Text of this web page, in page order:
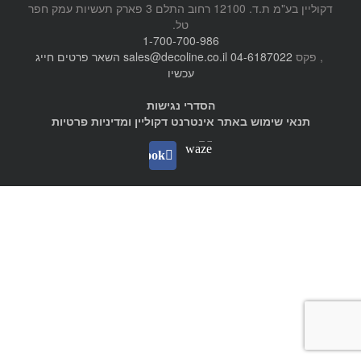
דקוליין בע"מ ת.ד. 12100 רחוב התלם 3 פארק תעשיות עמק חפר
טל.
1-700-700-986
, פקס 04-6187022
sales@decoline.co.il השאר פרטים חייג
עכשיו
הסדרי נגישות
תנאי שימוש באתר אינטרנט דקוליין ומדיניות פרטיות
Waze
facebook